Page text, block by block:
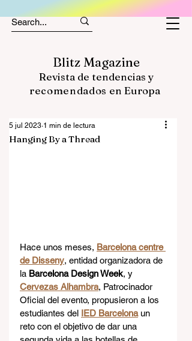
Blitz Magazine
Revista de tendencias y
recomendados en Europa
Hanging By a Thread
5 jul 2023 1 min de lectura
Hace unos meses, Barcelona centre
de Disseny, entidad organizadora de
la Barcelona Design Week, y
Cervezas Alhambra, Patrocinador
Oficial del evento, propusieron a los
estudiantes del IED Barcelona un
reto con el objetivo de dar una